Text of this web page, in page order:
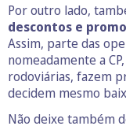
Por outro lado,
descontos e
Assim, parte das
nomeadamente a
rodoviárias, fazem
decidem mesmo
Não deixe também